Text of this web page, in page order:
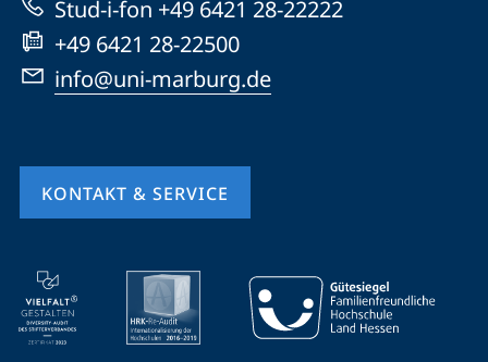
Stud-i-fon +49 6421 28-22222
+49 6421 28-22500
info@uni-marburg.de
KONTAKT & SERVICE
Mobile-
Service-
Navigation